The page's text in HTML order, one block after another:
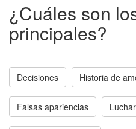
¿Cuáles son
principales?
Decisiones Historia de
Falsas apariencias